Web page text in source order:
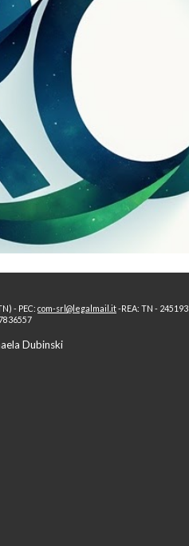
- PEC: com-srl@legalmail.it-REA: TN - 245193
Dubinski